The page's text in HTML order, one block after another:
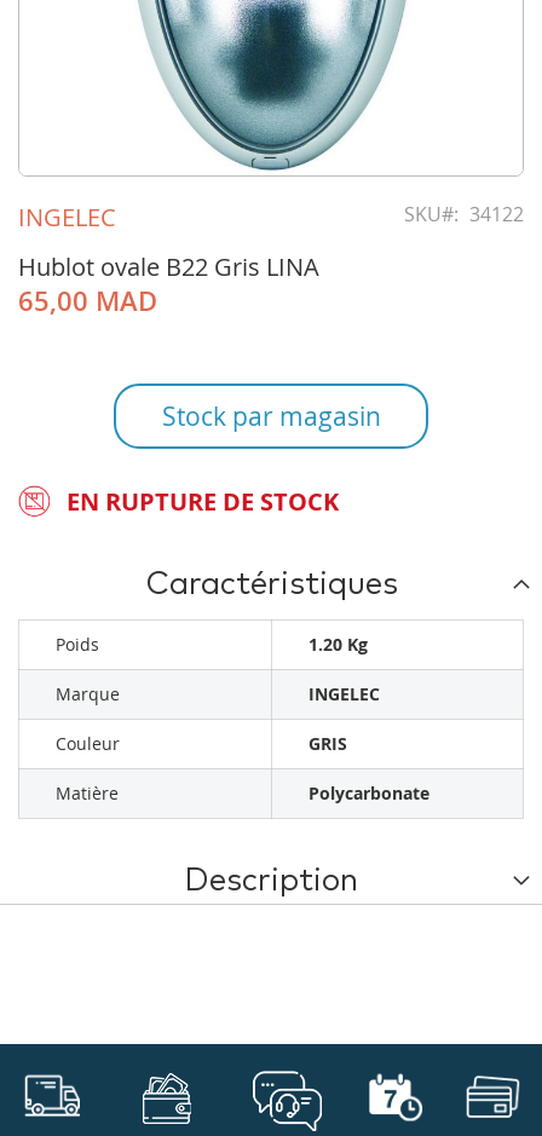
INGELEC SKU 34122
Hublot ovale B22 Gris LINA
65,00 MAD
Stock par magasin
EN RUPTURE DE STOCK
to
beginning
of
the
Caractéristiques
Poids 1.20 Kg
Marque INGELEC
Couleur GRIS
Matière Polycarbonate
Description